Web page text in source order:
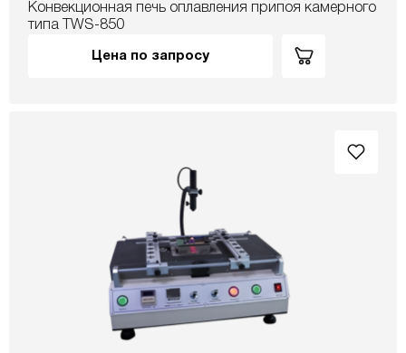
Конвекционная печь оплавления припоя камерного
типа TWS-850
Цена по запросу